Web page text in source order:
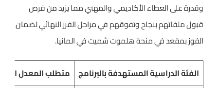
وقدرة على العطاء الأكاديمي والمهني مما يزيد من فرص
قبول ملفاتهم بنجاح وتفوقهم في مراحل الفرز النهائي لضمان
الفوز بمقعد في منحة هلموت شميت في المانيا.
الفئة الدراسية المستهدفة بالبرنامج متطلب المعدل